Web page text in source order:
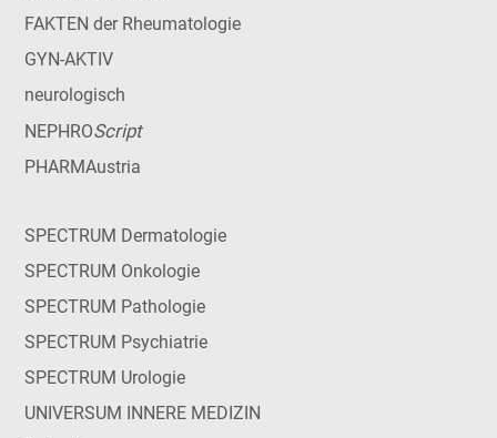
FAKTEN der Rheumatologie
GYN-AKTIV
neurologisch
NEPHROScript
PHARMAustria
SPECTRUM Dermatologie
SPECTRUM Onkologie
SPECTRUM Pathologie
SPECTRUM Psychiatrie
SPECTRUM Urologie
UNIVERSUM INNERE MEDIZIN